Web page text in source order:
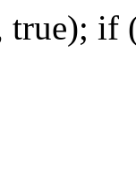
true); if